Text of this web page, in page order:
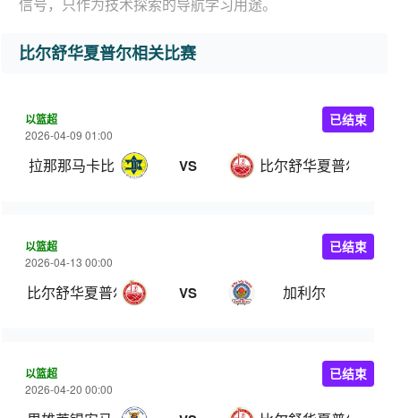
比尔舒华夏普尔相关比赛
以篮超
2026-04-09 01:00
拉那那马卡比 VS 比尔舒华夏普尔
已结束
以篮超
2026-04-13 00:00
比尔舒华夏普尔 VS 加利尔
已结束
以篮超
2026-04-20 00:00
已结束